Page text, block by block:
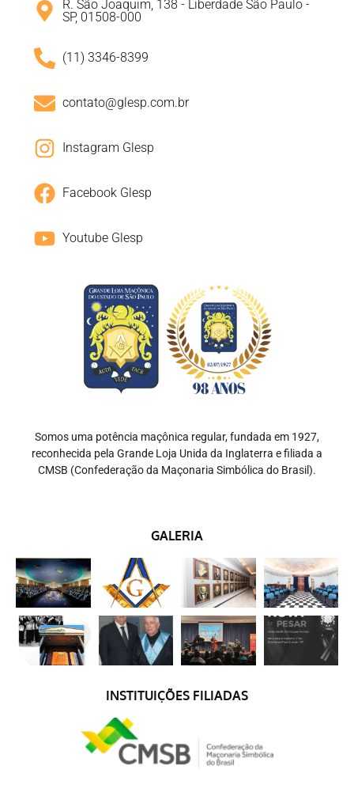
R. São Joaquim, 138 - Liberdade São Paulo -
SP, 01508-000
(11) 3346-8399
contato@glesp.com.br
Instagram Glesp
Facebook Glesp
Youtube Glesp
Somos uma potência maçônica regular, fundada em 1927,
reconhecida pela Grande Loja Unida da Inglaterra e filiada a
CMSB (Confederação da Maçonaria Simbólica do Brasil).
GALERIA
INSTITUIÇÕES FILIADAS